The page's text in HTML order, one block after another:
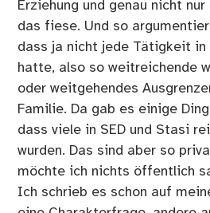
Erziehung und genau nicht
das fiese. Und so
dass ja nicht jede Tätigkeit in
hatte, also so weitreichende
oder weitgehendes
Familie. Da gab es einige
dass viele in SED und Stasi
wurden. Das sind aber so
möchte ich nichts öffentlich
Ich schrieb es schon auf